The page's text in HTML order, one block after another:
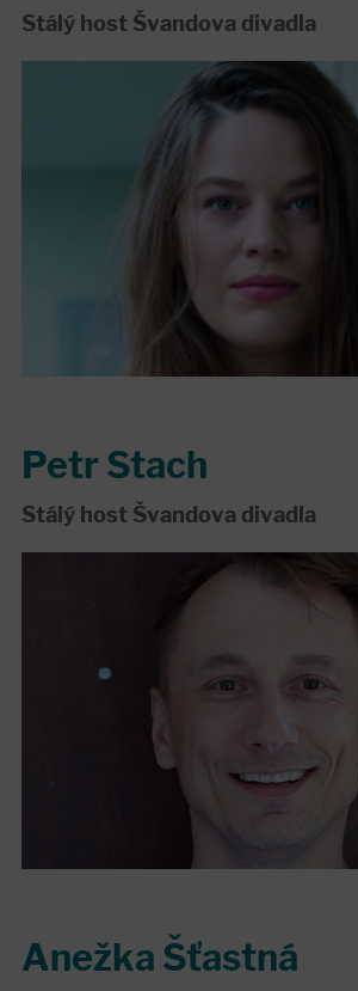
Stálý host Švandova divadla
Petr Stach
Stálý host Švandova divadla
Anežka Šťastná